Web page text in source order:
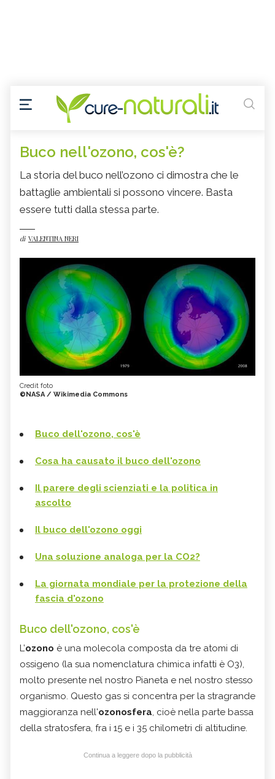
Buco nell'ozono, cos'è?
La storia del buco nell’ozono ci dimostra che le
battaglie ambientali si possono vincere. Basta
essere tutti dalla stessa parte.
di VALENTINA NERI
Credit foto
©NASA / Wikimedia Commons
Buco dell'ozono, cos'è
Cosa ha causato il buco dell'ozono
Il parere degli scienziati e la politica in
ascolto
Il buco dell'ozono oggi
Una soluzione analoga per la CO2?
La giornata mondiale per la protezione della
fascia d'ozono
Buco dell'ozono, cos'è
L’ozono è una molecola composta da tre atomi di
ossigeno (la sua nomenclatura chimica infatti è O3),
molto presente nel nostro Pianeta e nel nostro stesso
organismo. Questo gas si concentra per la stragrande
maggioranza nell'ozonosfera, cioè nella parte bassa
della stratosfera, fra i 15 e i 35 chilometri di altitudine.
Continua a leggere dopo la pubblicità